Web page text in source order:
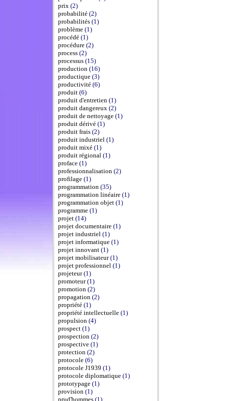
prix (2)
probabilité (2)
probabilités (1)
problème (1)
procédé (1)
procédure (2)
process (2)
processus (15)
production (16)
productique (3)
productivité (6)
produit (6)
produit d'entretien (1)
produit dangereux (2)
produit de nettoyage (1)
produit dérivé (1)
produit frais (2)
produit industriel (1)
produit mixé (1)
produit régional (1)
proface (1)
professionnalisation (2)
profilage (1)
programmation (35)
programmation linéaire (1)
programmation objet (1)
programme (1)
projet (14)
projet documentaire (1)
projet industriel (1)
projet informatique (1)
projet innovant (1)
projet mobilisateur(1)
projet professionnel (1)
projeteur(1)
promoteur(1)
promotion (2)
propagation (2)
propriété (1)
propriété intellectuelle (1)
propulsion (4)
prospect (1)
prospection (2)
prospective (1)
protection (2)
protocole (6)
protocole J1939 (1)
protocole diplomatique (1)
prototypage (1)
provision (1)
prud'hommes (1)